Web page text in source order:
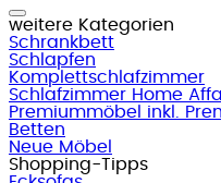
weitere Kategorien
Schrankbett
Schlapfen
Komplettschlafzimmer
Schlafzimmer Home
Premiummöbel inkl.
Betten
Neue Möbel
Shopping-Tipps